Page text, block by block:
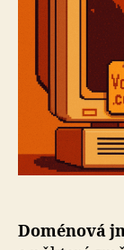
Doménová